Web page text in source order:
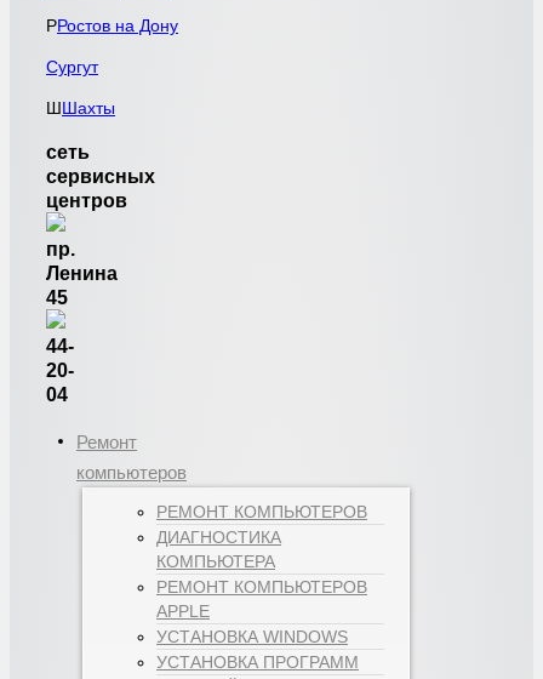
РРостов на Дону
Сургут
ШШахты
сеть
сервисных
центров
пр.
Ленина
45
44-
20-
04
Ремонт
компьютеров
РЕМОНТ КОМПЬЮТЕРОВ
ДИАГНОСТИКА
КОМПЬЮТЕРА
РЕМОНТ КОМПЬЮТЕРОВ
APPLE
УСТАНОВКА WINDOWS
УСТАНОВКА ПРОГРАММ